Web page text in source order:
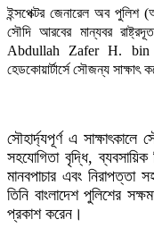
ইন্সপেক্টর জেনারেল অব পুলিশ
সৌদি আরবের মান্যবর
Abdullah Zafer H. bin
হেডকোয়ার্টার্সে সৌজন্য সাক্ষাৎ
সৌহার্দ্যপূর্ণ এ সাক্ষাৎকালে
সহযোগিতা বৃদ্ধি,
মানবপাচার এবং নিরাপত্তা
তিনি বাংলাদেশ পুলিশের
প্রকাশ করেন।